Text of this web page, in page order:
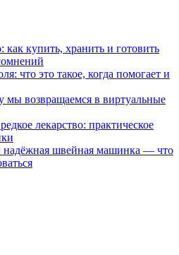
купить, хранить и готовить
что это такое, когда помогает и
возвращаемся в виртуальные
лекарство: практическое
надёжная швейная машинка — что